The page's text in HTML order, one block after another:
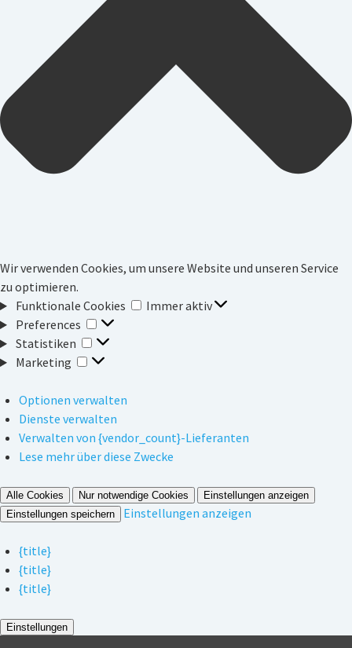
Wir verwenden Cookies, um unsere Website und unseren Service
zu optimieren.
Funktionale Cookies
Funktionale
Immer aktiv
Preferences
Preferences
Statistiken
Statistiken
Marketing
Marketing
Optionen verwalten
Dienste verwalten
Verwalten von {vendor_count}-Lieferanten
Lese mehr über diese Zwecke
Alle Cookies Nur notwendige Cookies
Einstellungen anzeigen
Einstellungen speichern
Einstellungen anzeigen
{title}
{title}
{title}
Einstellungen